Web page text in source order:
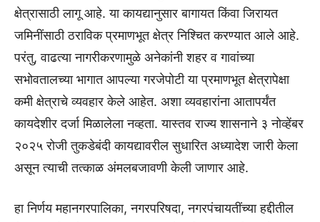
क्षेत्रासाठी लागू आहे. या कायद्यानुसार बागायत किंवा जिरायत
जमिनींसाठी ठराविक प्रमाणभूत क्षेत्र निश्चित करण्यात आले आहे.
परंतु, वाढत्या नागरीकरणामुळे अनेकांनी शहर व गावांच्या
सभोवतालच्या भागात आपल्या गरजेपोटी या प्रमाणभूत क्षेत्रापेक्षा
कमी क्षेत्राचे व्यवहार केले आहेत. अशा व्यवहारांना आतापर्यंत
कायदेशीर दर्जा मिळालेला नव्हता. यास्तव राज्य शासनाने ३ नोव्हेंबर
२०२५ रोजी तुकडेबंदी कायद्यावरील सुधारित अध्यादेश जारी केला
असून त्याची तत्काळ अंमलबजावणी केली जाणार आहे.
हा निर्णय महानगरपालिका, नगरपरिषदा, नगरपंचायतींच्या हद्दीतील